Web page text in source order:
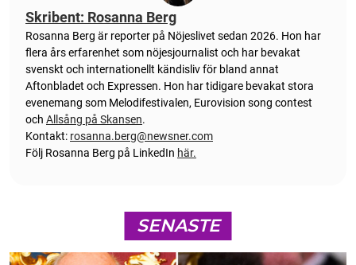
Skribent: Rosanna Berg
Rosanna Berg är reporter på Nöjeslivet sedan 2026. Hon har
flera års erfarenhet som nöjesjournalist och har bevakat
svenskt och internationellt kändisliv för bland annat
Aftonbladet och Expressen. Hon har tidigare bevakat stora
evenemang som Melodifestivalen, Eurovision song contest
och Allsång på Skansen.
Kontakt: rosanna.berg@newsner.com
Följ Rosanna Berg på LinkedIn här.
SENASTE